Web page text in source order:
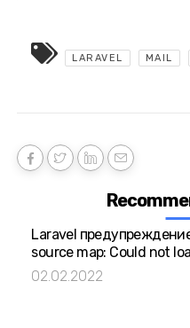
LARAVEL MAIL
Laravel
source map: Could not
02.02.2022